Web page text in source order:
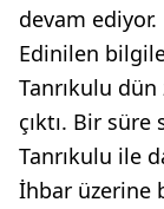
devam ediyor.
Edinilen
Tanrıkulu
çıktı. Bir süre
Tanrıkulu ile
İhbar üzerine